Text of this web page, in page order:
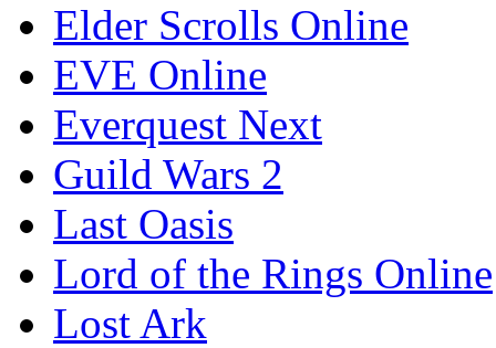
Elder Scrolls Online
EVE Online
Everquest Next
Guild Wars 2
Last Oasis
Lord of the Rings Online
Lost Ark